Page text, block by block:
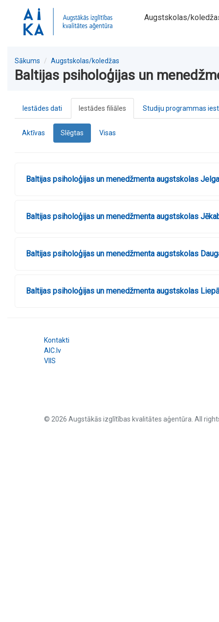
Augstskolas/
Sākums Augstskolas/koledžas
Baltijas psiholoģijas un
Iestādes dati Iestādes filiāles Studiju programmas
Aktīvas Slēgtas Visas
Baltijas psiholoģijas un menedžmenta augstskolas
Baltijas psiholoģijas un menedžmenta augstskolas
Baltijas psiholoģijas un menedžmenta augstskolas
Baltijas psiholoģijas un menedžmenta augstskolas
Kontakti
AIC.lv
VIIS
© 2026 Augstākās izglītības kvalitātes aģentūra. All